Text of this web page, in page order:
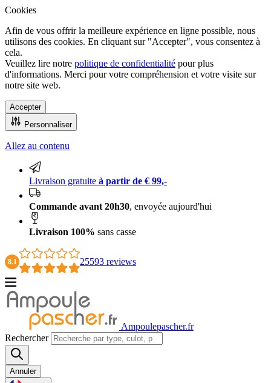
Cookies
Afin de vous offrir la meilleure expérience en ligne possible, nous
utilisons des cookies. En cliquant sur "Accepter", vous consentez à
cela.
Veuillez lire notre politique de confidentialité pour plus
d'informations. Merci pour votre compréhension et votre visite sur
notre site web.
Accepter
Personnaliser
Livraison 100% sans casse
Allez au contenu
Livraison gratuite à partir de € 99,-
Commande avant 20h30, envoyée aujourd'hui
Livraison 100% sans casse
8.1 25593 reviews
Ampoulepascher.fr
Rechercher
Annuler